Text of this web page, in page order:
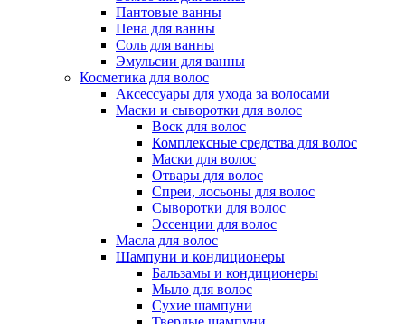
Пантовые ванны
Пена для ванны
Соль для ванны
Эмульсии для ванны
Косметика для волос
Аксессуары для ухода за волосами
Маски и сыворотки для волос
Воск для волос
Комплексные средства для волос
Маски для волос
Отвары для волос
Спреи, лосьоны для волос
Сыворотки для волос
Эссенции для волос
Масла для волос
Шампуни и кондиционеры
Бальзамы и кондиционеры
Мыло для волос
Сухие шампуни